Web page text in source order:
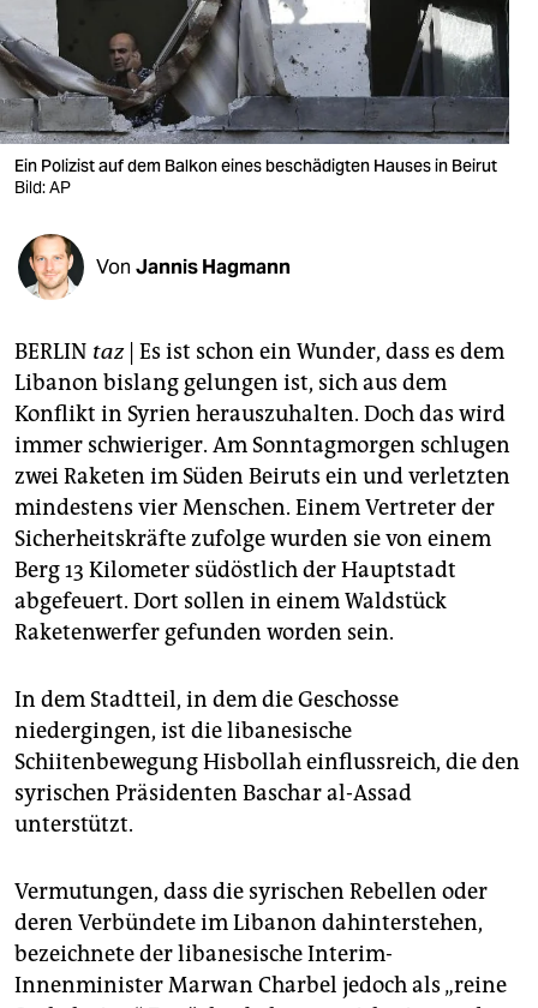
nord
wahrheit
verlag
verlag
veranstaltungen
shop
unterstützen
abo
genossenschaft
epaper login
Ein Polizist auf dem Balkon eines beschädigten Hauses in Beirut
Bild: AP
Von Jannis Hagmann
BERLIN taz | Es ist schon ein Wunder, dass es dem
Libanon bislang gelungen ist, sich aus dem
Konflikt in Syrien herauszuhalten. Doch das wird
immer schwieriger. Am Sonntagmorgen schlugen
zwei Raketen im Süden Beiruts ein und verletzten
mindestens vier Menschen. Einem Vertreter der
Sicherheitskräfte zufolge wurden sie von einem
Berg 13 Kilometer südöstlich der Hauptstadt
abgefeuert. Dort sollen in einem Waldstück
Raketenwerfer gefunden worden sein.
In dem Stadtteil, in dem die Geschosse
niedergingen, ist die libanesische
Schiitenbewegung Hisbollah einflussreich, die den
syrischen Präsidenten Baschar al-Assad
unterstützt.
Vermutungen, dass die syrischen Rebellen oder
deren Verbündete im Libanon dahinterstehen,
bezeichnete der libanesische Interim-
Innenminister Marwan Charbel jedoch als „reine